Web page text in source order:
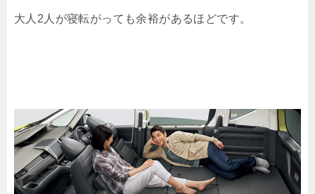
大人2人が寝転がっても余裕があるほどです。